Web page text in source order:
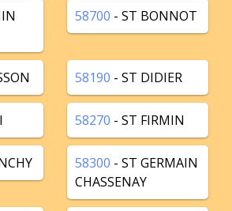
58700 - ST BONNOT
58190 - ST DIDIER
58270 - ST FIRMIN
58300 - ST GERMAIN
CHASSENAY